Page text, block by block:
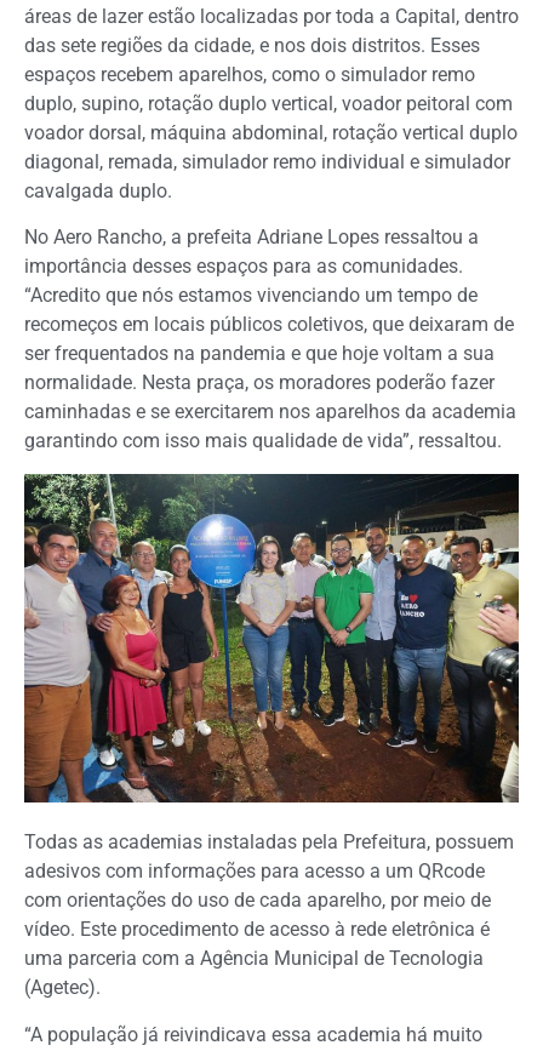
áreas de lazer estão localizadas por toda a Capital, dentro
das sete regiões da cidade, e nos dois distritos. Esses
espaços recebem aparelhos, como o simulador remo
duplo, supino, rotação duplo vertical, voador peitoral com
voador dorsal, máquina abdominal, rotação vertical duplo
diagonal, remada, simulador remo individual e simulador
cavalgada duplo.
No Aero Rancho, a prefeita Adriane Lopes ressaltou a
importância desses espaços para as comunidades.
“Acredito que nós estamos vivenciando um tempo de
recomeços em locais públicos coletivos, que deixaram de
ser frequentados na pandemia e que hoje voltam a sua
normalidade. Nesta praça, os moradores poderão fazer
caminhadas e se exercitarem nos aparelhos da academia
garantindo com isso mais qualidade de vida”, ressaltou.
Todas as academias instaladas pela Prefeitura, possuem
adesivos com informações para acesso a um QRcode
com orientações do uso de cada aparelho, por meio de
vídeo. Este procedimento de acesso à rede eletrônica é
uma parceria com a Agência Municipal de Tecnologia
(Agetec).
“A população já reivindicava essa academia há muito